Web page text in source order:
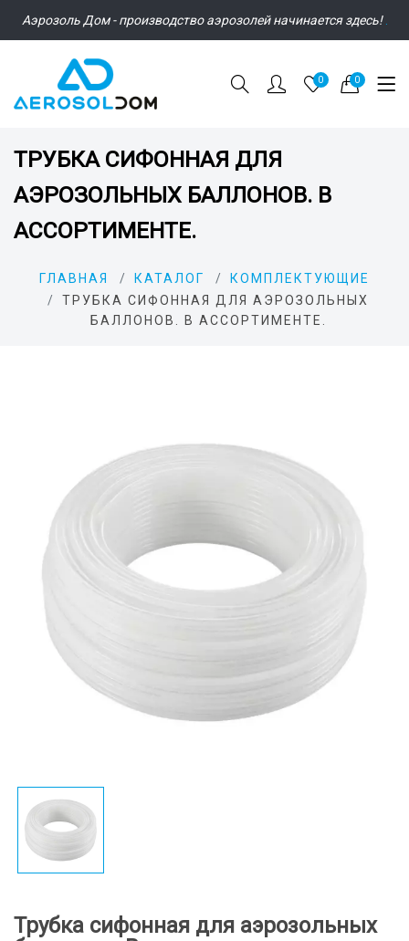
Аэрозоль Дом - производство аэрозолей начинается здесь!
0 0
ТРУБКА СИФОННАЯ ДЛЯ
АЭРОЗОЛЬНЫХ БАЛЛОНОВ. В
АССОРТИМЕНТЕ.
ГЛАВНАЯ КАТАЛОГ
КОМПЛЕКТУЮЩИЕ
ТРУБКА СИФОННАЯ ДЛЯ АЭРОЗОЛЬНЫХ
БАЛЛОНОВ. В АССОРТИМЕНТЕ.
Трубка сифонная для аэрозольных